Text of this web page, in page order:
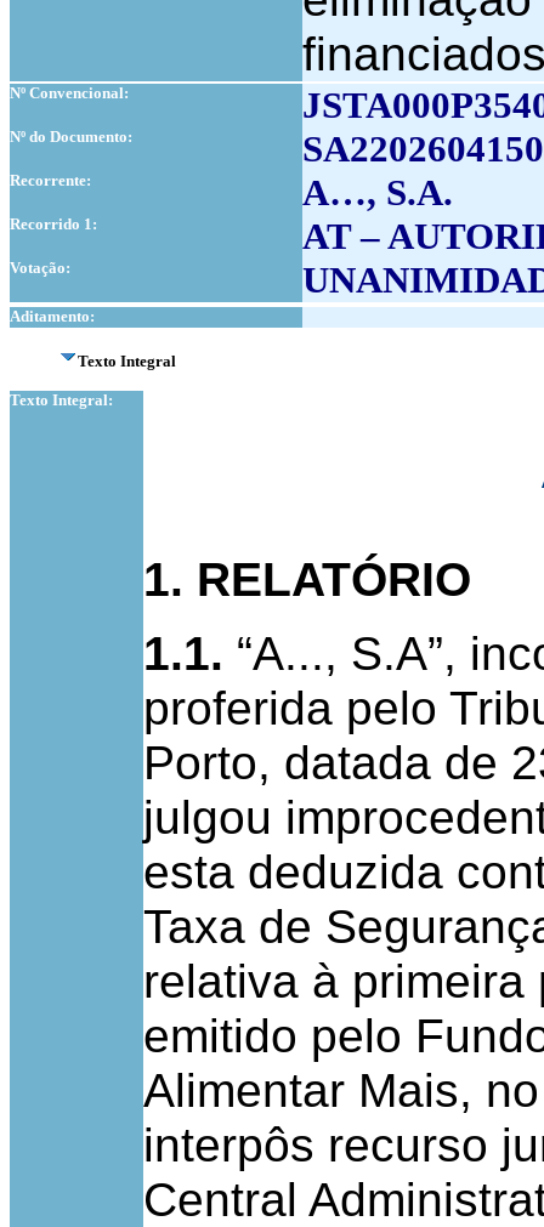
Nº Convencional:
Nº do Documento:
Recorrente: A…, S.A.
Recorrido 1: AT –
Votação:
Aditamento:
Texto Integral
Texto Integral:
1. RELATÓRIO
1.1. “A..., S.A”,
proferida pelo
Porto, datada de
julgou
esta deduzida
Taxa de
relativa à
emitido pelo
Alimentar Mais,
interpôs recurso
Central